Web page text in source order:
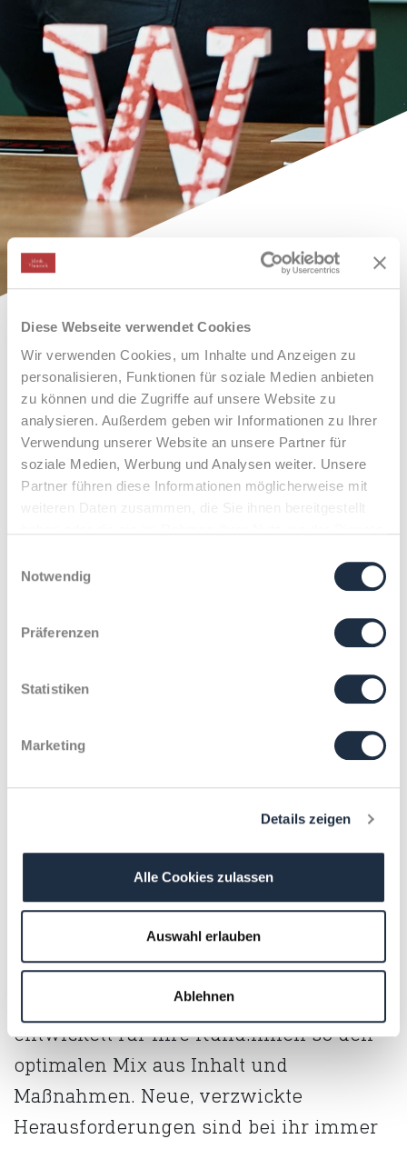
Diese Webseite verwendet Cookies
Wir verwenden Cookies, um Inhalte und Anzeigen zu
personalisieren, Funktionen für soziale Medien anbieten
zu können und die Zugriffe auf unsere Website zu
analysieren. Außerdem geben wir Informationen zu Ihrer
Verwendung unserer Website an unsere Partner für
soziale Medien, Werbung und Analysen weiter. Unsere
Partner führen diese Informationen möglicherweise mit
Notwendig
Präferenzen
Statistiken
Marketing
Details zeigen
Alle Cookies zulassen
Auswahl erlauben
Ablehnen
Kreative Brainstormerin
und souveräne
Onlinekommunikation sind Cristin
Kaisers Ding. Ihr thematisches
Steckenpferd? Ganz klar, die Welt der
Technologie und Industrie. Mit Geduld,
Kreativität und Leidenschaft fräst sie
sich in komplexe Sachverhalte ein und
entwickelt für ihre Kund:innen so den
optimalen Mix aus Inhalt und
Maßnahmen. Neue, verzwickte
Herausforderungen sind bei ihr immer
X